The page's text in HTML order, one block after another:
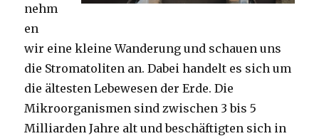
nehm
en
wir eine kleine Wanderung und schauen uns
die Stromatoliten an. Dabei handelt es sich um
die ältesten Lebewesen der Erde. Die
Mikroorganismen sind zwischen 3 bis 5
Milliarden Jahre alt und beschäftigten sich in